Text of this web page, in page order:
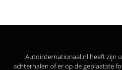
Autointernationaal.nl heeft zijn
achterhalen of er op de geplaatste